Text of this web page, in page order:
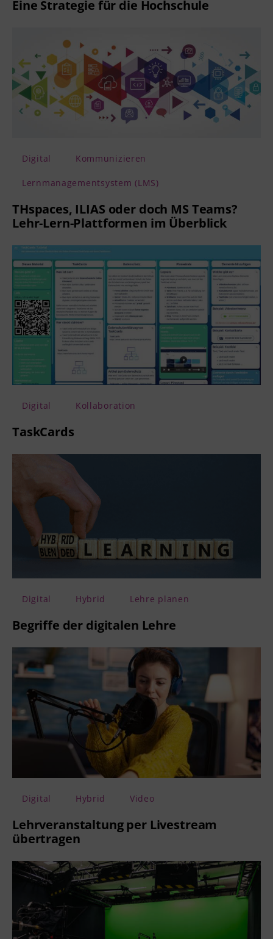
Eine Strategie für die Hochschule
Digital Kommunizieren
Lernmanagementsystem (LMS)
THspaces, ILIAS oder doch MS Teams?
Lehr-Lern-Plattformen im Überblick
Digital Kollaboration
TaskCards
Digital Hybrid Lehre planen
Begriffe der digitalen Lehre
Digital Hybrid Video
Lehrveranstaltung per Livestream
übertragen